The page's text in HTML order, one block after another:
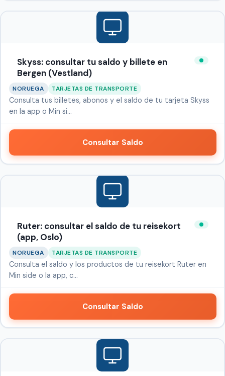
Skyss: consultar tu saldo y billete en
Bergen (Vestland)
NORUEGA TARJETAS DE TRANSPORTE
Consulta tus billetes, abonos y el saldo de tu tarjeta Skyss
en la app o Min si…
Consultar Saldo
Ruter: consultar el saldo de tu reisekort
(app, Oslo)
NORUEGA TARJETAS DE TRANSPORTE
Consulta el saldo y los productos de tu reisekort Ruter en
Min side o la app, c…
Consultar Saldo